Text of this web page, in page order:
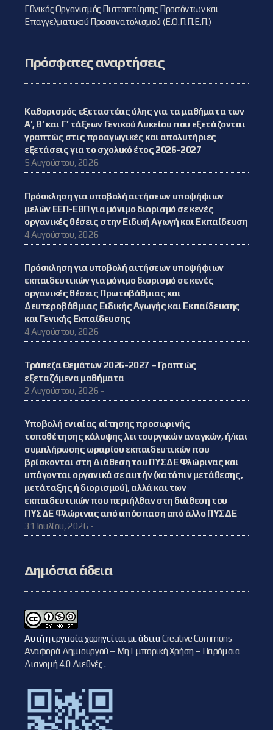
Εθνικός Οργανισμός Πιστοποίησης Προσόντων και
Επαγγελματικού Προσανατολισμού (Ε.Ο.Π.Π.Ε.Π.)
Πρόσφατες αναρτήσεις
Καθορισμός εξεταστέας ύλης για τα μαθήματα των
Α’, Β’ και Γ’ τάξεων Γενικού Λυκείου που εξετάζονται
γραπτώς στις προαγωγικές και απολυτήριες
εξετάσεις για το σχολικό έτος 2026-2027
5 Αυγούστου, 2026 -
Πρόσκληση για υποβολή αιτήσεων υποψήφιων
μελών ΕΕΠ-ΕΒΠ για μόνιμο διορισμό σε κενές
οργανικές θέσεις στην Ειδική Αγωγή και Εκπαίδευση
4 Αυγούστου, 2026 -
Πρόσκληση για υποβολή αιτήσεων υποψήφιων
εκπαιδευτικών για μόνιμο διορισμό σε κενές
οργανικές θέσεις Πρωτοβάθμιας και
Δευτεροβάθμιας Ειδικής Αγωγής και Εκπαίδευσης
και Γενικής Εκπαίδευσης
4 Αυγούστου, 2026 -
Τράπεζα Θεμάτων 2026-2027 – Γραπτώς
εξεταζόμενα μαθήματα
2 Αυγούστου, 2026 -
Υποβολή ενιαίας αίτησης προσωρινής
τοποθέτησης κάλυψης λειτουργικών αναγκών, ή/και
συμπλήρωσης ωραρίου εκπαιδευτικών που
βρίσκονται στη Διάθεση του ΠΥΣΔΕ Φλώρινας και
υπάγονται οργανικά σε αυτήν (κατόπιν μετάθεσης,
μετάταξης ή διορισμού), αλλά και των
εκπαιδευτικών που περιήλθαν στη διάθεση του
ΠΥΣΔΕ Φλώρινας από απόσπαση από άλλο ΠΥΣΔΕ
31 Ιουλίου, 2026 -
Δημόσια άδεια
Αυτή η εργασία χορηγείται με άδειαCreative Commons
Αναφορά Δημιουργού – Μη Εμπορική Χρήση – Παρόμοια
Διανομή 4.0 Διεθνές.